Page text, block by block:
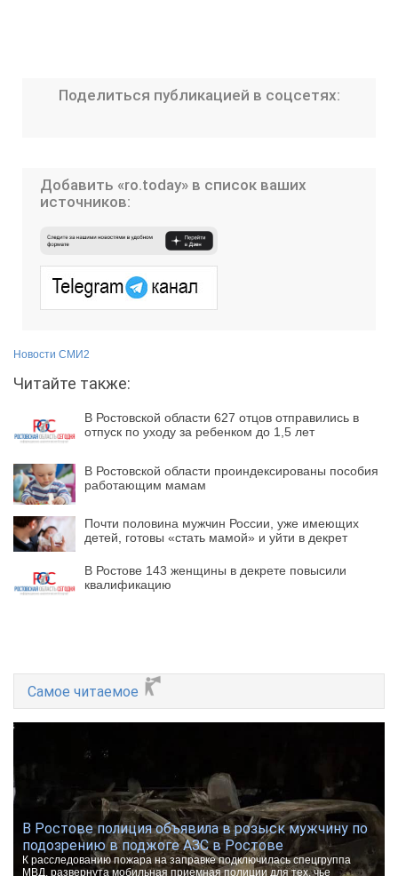
Поделиться публикацией в соцсетях:
Добавить «ro.today» в список ваших
источников:
Новости СМИ2
Читайте также:
В Ростовской области 627 отцов отправились в
отпуск по уходу за ребенком до 1,5 лет
В Ростовской области проиндексированы пособия
работающим мамам
Почти половина мужчин России, уже имеющих
детей, готовы «стать мамой» и уйти в декрет
В Ростове 143 женщины в декрете повысили
квалификацию
Самое читаемое
В Ростове полиция объявила в розыск мужчину по
подозрению в поджоге АЗС в Ростове
К расследованию пожара на заправке подключилась спецгруппа
МВД, развернута мобильная приемная полиции для тех, чье